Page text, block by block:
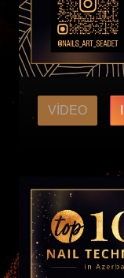
VIDEO